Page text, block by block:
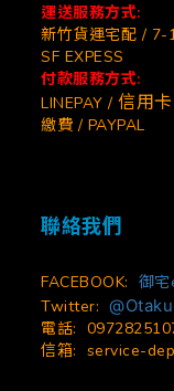
運送服務方式:
新竹貨運宅配 / 7-
SF EXPESS
付款服務方式:
LINEPAY / 信用
繳費 / PAYPAL
聯絡我們
FACEBOOK: 御
Twitter:
電話:
信箱: service-